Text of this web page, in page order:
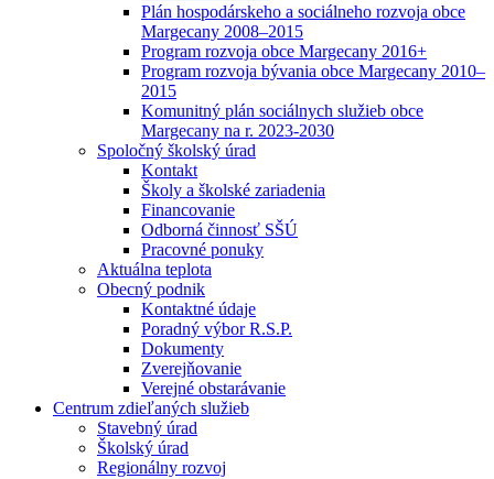
Plán hospodárskeho a sociálneho rozvoja obce
Margecany 2008–2015
Program rozvoja obce Margecany 2016+
Program rozvoja bývania obce Margecany 2010–
2015
Komunitný plán sociálnych služieb obce
Margecany na r. 2023-2030
Spoločný školský úrad
Kontakt
Školy a školské zariadenia
Financovanie
Odborná činnosť SŠÚ
Pracovné ponuky
Aktuálna teplota
Obecný podnik
Kontaktné údaje
Poradný výbor R.S.P.
Dokumenty
Zverejňovanie
Verejné obstarávanie
Centrum zdieľaných služieb
Stavebný úrad
Školský úrad
Regionálny rozvoj